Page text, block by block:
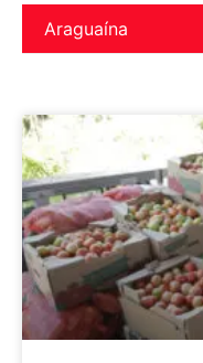
Araguaína